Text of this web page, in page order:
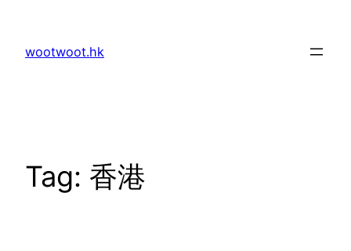
content
wootwoot.hk
Tag: 香港